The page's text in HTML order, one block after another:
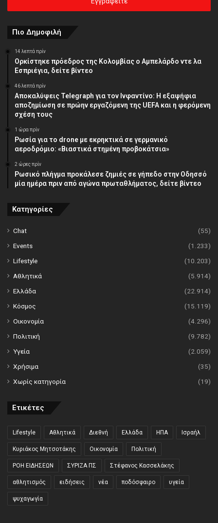
διεύθυνση
Πιο Δημοφιλή
14 λεπτά πρίν
Ορκίστηκε πρόεδρος της Κολομβίας ο Αμπελάρδο ντε λα
Εσπριέγια, δείτε βίντεο
46 λεπτά πρίν
Αποκαλύψεις Telegraph για τον Ινφαντίνο: Η εξαψήφια
αποζημίωση σε πρώην εργαζόμενη της UEFA και η φερόμενη
σχέση τους
1 ώρα πρίν
Ρωσία για το drone με εκρηκτικά σε γερμανικό
αεροδρόμιο: «Βιαστικά στημένη προβοκάτσια»
2 ώρες πρίν
Ρωσικό πλήγμα προκάλεσε ζημιές σε γήπεδο στην Οδησσό
μία ημέρα πριν από αγώνα πρωταθλήματος, δείτε βίντεο
Κατηγορίες
Chat
(55)
Events
(1.233)
Lifestyle
(10.203)
Αθλητικά
(5.914)
Ελλάδα
(22.914)
Κόσμος
(15.119)
Οικονομία
(4.296)
Πολιτική
(9.782)
Υγεία
(2.059)
Χρήσιμα
(35)
Χωρίς κατηγορία
(19)
Ετικέτες
Lifestyle Αθλητικά Διεθνή Ελλάδα ΗΠΑ Ισραήλ
Κυριάκος Μητσοτάκης Οικονομία Πολιτική
ΡΟΗ ΕΙΔΗΣΕΩΝ ΣΥΡΙΖΑ ΠΣ Στέφανος Κασσελάκης
αθλητισμός ειδήσεις νέα ποδόσφαιρο υγεία
ψυχαγωγία